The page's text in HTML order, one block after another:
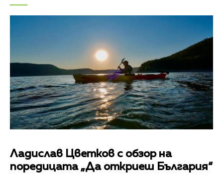
Ладислав Цветков с обзор на
поредицата „Да откриеш България“